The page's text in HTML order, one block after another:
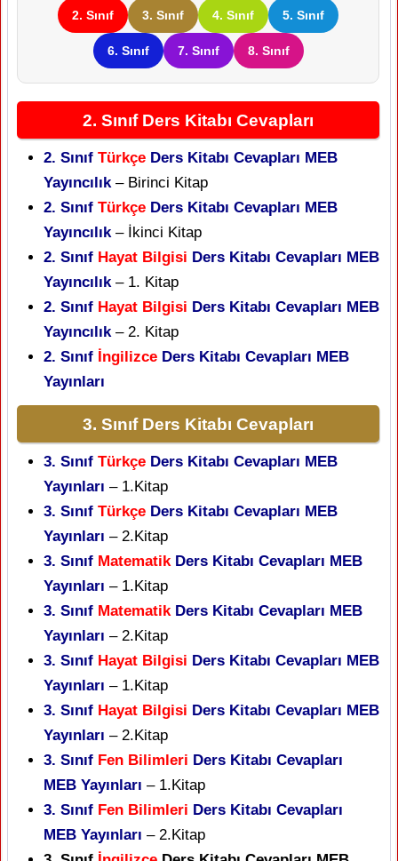
2. Sınıf 3. Sınıf 4. Sınıf 5. Sınıf
6. Sınıf 7. Sınıf 8. Sınıf
2. Sınıf Ders Kitabı Cevapları
2. Sınıf Türkçe Ders Kitabı Cevapları MEB
Yayıncılık– Birinci Kitap
2. Sınıf Türkçe Ders Kitabı Cevapları MEB
Yayıncılık– İkinci Kitap
2. Sınıf Hayat Bilgisi Ders Kitabı Cevapları MEB
Yayıncılık– 1. Kitap
2. Sınıf Hayat Bilgisi Ders Kitabı Cevapları MEB
Yayıncılık– 2. Kitap
2. Sınıf İngilizce Ders Kitabı Cevapları MEB
Yayınları
3. Sınıf Ders Kitabı Cevapları
3. Sınıf Türkçe Ders Kitabı Cevapları MEB
Yayınları – 1.Kitap
3. Sınıf Türkçe Ders Kitabı Cevapları MEB
Yayınları – 2.Kitap
3. Sınıf MatematikDers Kitabı Cevapları MEB
Yayınları – 1.Kitap
3. Sınıf MatematikDers Kitabı Cevapları MEB
Yayınları – 2.Kitap
3. Sınıf Hayat Bilgisi Ders Kitabı Cevapları MEB
Yayınları – 1.Kitap
3. Sınıf Hayat Bilgisi Ders Kitabı Cevapları MEB
Yayınları – 2.Kitap
3. Sınıf Fen Bilimleri Ders Kitabı Cevapları
MEB Yayınları – 1.Kitap
3. Sınıf Fen Bilimleri Ders Kitabı Cevapları
MEB Yayınları – 2.Kitap